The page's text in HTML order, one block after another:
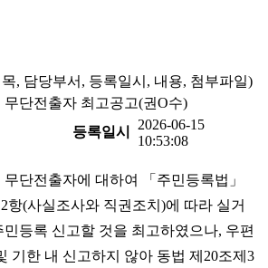
, 담당부서, 등록일시, 내용, 첨부파일)
무단전출자 최고공고(권O수)
등록일시
2026-06-15
10:53:08
무단전출자에 대하여 「주민등록법」
항(사실조사와 직권조치)에 따라 실거
민등록 신고할 것을 최고하였으나, 우편
기한 내 신고하지 않아 동법 제20조제3